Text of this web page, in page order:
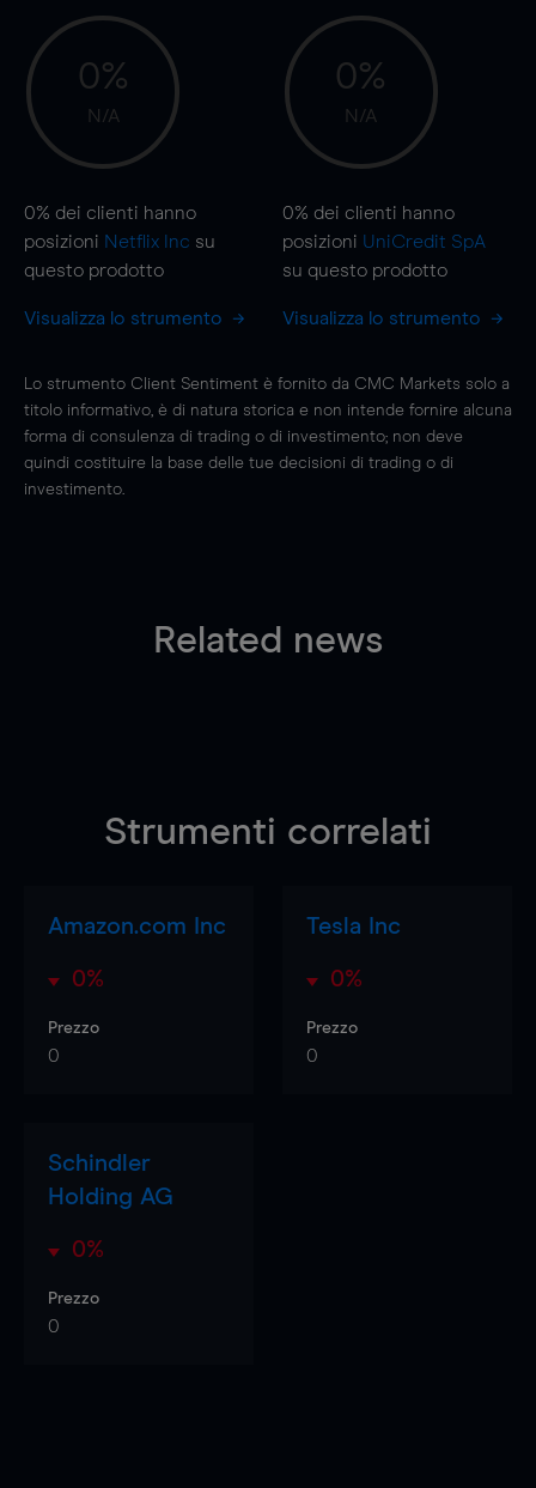
0%
N/A
0% dei clienti hanno
posizioni Netflix Inc su
questo prodotto
Visualizza lo strumento
0%
N/A
0% dei clienti hanno
posizioni UniCredit SpA
su questo prodotto
Visualizza lo strumento
Lo strumento Client Sentiment è fornito da CMC Markets solo a
titolo informativo, è di natura storica e non intende fornire alcuna
forma di consulenza di trading o di investimento; non deve
quindi costituire la base delle tue decisioni di trading o di
investimento.
Related news
Strumenti correlati
Amazon.com Inc
0%
Prezzo
0
Tesla Inc
0%
Prezzo
0
Schindler
Holding AG
0%
Prezzo
0